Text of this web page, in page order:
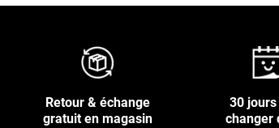
Retour & échange
gratuit en magasin
30
changer